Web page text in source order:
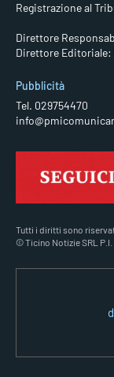
Registrazione al
Direttore
Direttore Editoriale:
Pubblicità
Tel. 029754470
Tutti i diritti sono
© Ticino Notizie SRL P.I.